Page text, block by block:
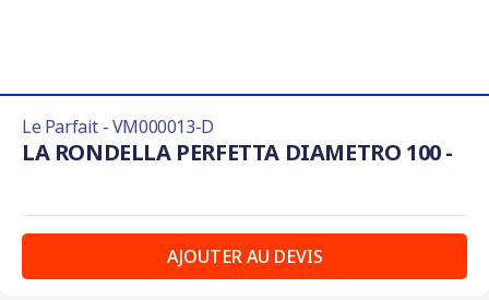
Le Parfait - VM000013-D
LA RONDELLA PERFETTA DIAMETRO 100 -
AJOUTER AU DEVIS